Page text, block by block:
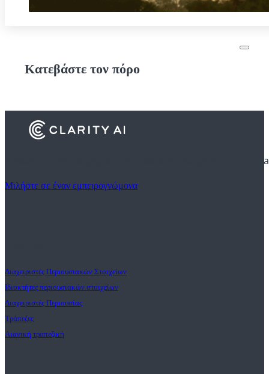
Κατεβάστε τον πόρο
Ανακαλύψτε πώς τα χρηματοπιστωτικά ιδρύματα χρησιμοποιούν
Μιλήστε σε έναν εμπειρογνώμονα
Διαχειριστές Περιουσιακών Στοιχείων
Ιδιοκτήτες περιουσιακών στοιχείων
Διαχειριστές Περιουσίας
Τράπεζες
Λιανική τραπεζική